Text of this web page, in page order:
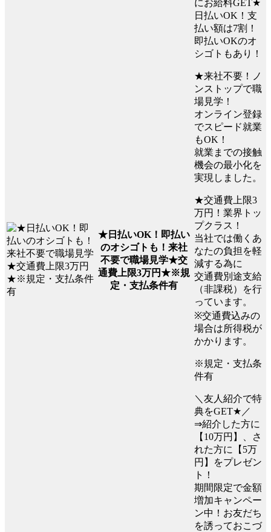
★日払いOK！即払い
のオシゴトも！来社
不要で職場見学★交
通費上限3万円★※規
定・支払条件有
にお給料GET★
日払いOK！支
払い額は7割！
即払いOKのオ
シゴトもあり！
★来社不要！ノ
ンストップで職
場見学！
オンライン登録
でスピード就業
もOK！
就業までの接触
機会の最小化を
実現しました。
★交通費上限3
万円！業界トッ
プクラス！
当社では働くあ
なたの負担を軽
減する為に
交通費別途支給
（非課税）を行
っています。
※交通費込みの
場合は所得税が
かかります。
※規定・支払条
件有
＼友人紹介で特
典をGET★／
⇒紹介した方に
【10万円】、さ
れた方に【5万
円】をプレゼン
ト！
期間限定で金額
増加キャンペー
ン中！お友だち
を誘っておこづ